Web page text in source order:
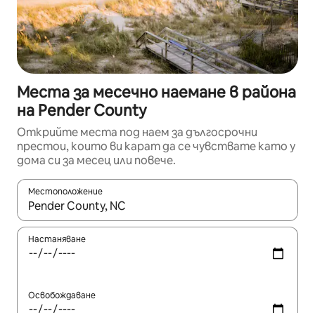
Места за месечно наемане в района
на Pender County
Открийте места под наем за дългосрочни
престои, които ви карат да се чувствате като у
дома си за месец или повече.
Местоположение
Когато резултатите се покажат, използвайте
Настаняване
Освобождаване